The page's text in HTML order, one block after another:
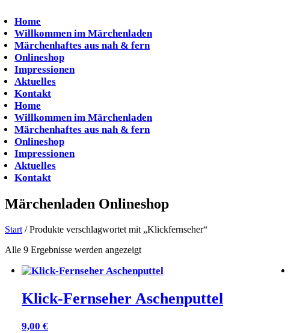
Inhalt
springen
Home
Willkommen im Märchenladen
Märchenhaftes aus nah & fern
Onlineshop
Impressionen
Aktuelles
Kontakt
Home
Willkommen im Märchenladen
Märchenhaftes aus nah & fern
Onlineshop
Impressionen
Aktuelles
Kontakt
Märchenladen Onlineshop
Start / Produkte verschlagwortet mit „Klickfernseher“
Alle 9 Ergebnisse werden angezeigt
Klick-Fernseher Aschenputtel
9,00 €